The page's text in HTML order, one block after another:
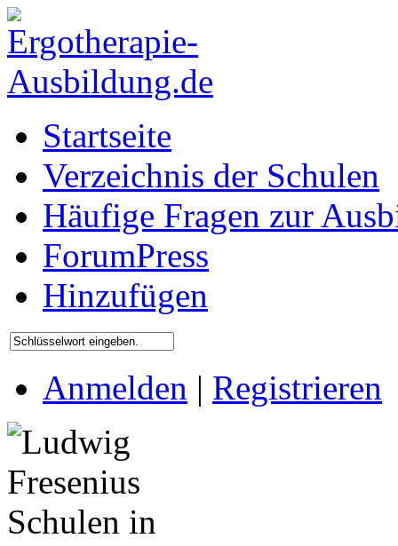
Startseite
Verzeichnis der Schulen
Häufige Fragen zur
ForumPress
Hinzufügen
Anmelden | Registrieren